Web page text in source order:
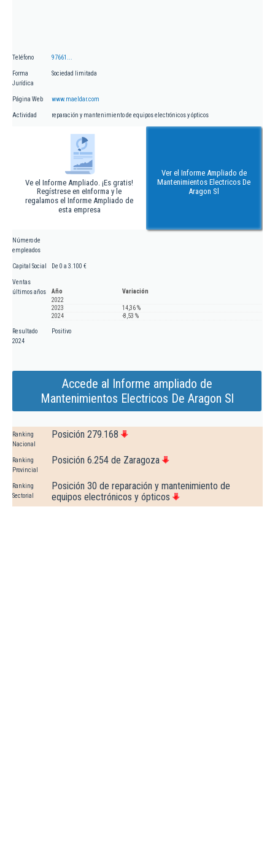
Teléfono 97661...
Forma
Jurídica
Sociedad limitada
Página Web www.maeldar.com
Actividad reparación y mantenimiento de equipos electrónicos y ópticos
Ve el Informe Ampliado. ¡Es gratis!
Regístrese en eInforma y le
regalamos el Informe Ampliado de
esta empresa
Ver el Informe Ampliado de
Mantenimientos Electricos De
Aragon Sl
Número de
empleados
Capital Social De 0 a 3.100 €
Ventas
últimos años
Año
Variación
2022
2023
14,36 %
2024
-8,53 %
Resultado
2024
Positivo
Accede al Informe ampliado de
Mantenimientos Electricos De Aragon Sl
Ranking
Nacional
Posición 279.168
Ranking
Provincial
Posición 6.254 de Zaragoza
Ranking
Sectorial
Posición 30 de reparación y mantenimiento de
equipos electrónicos y ópticos